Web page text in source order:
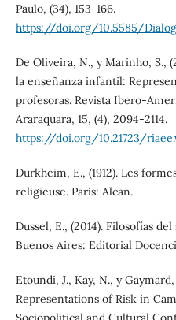
Paulo, (34), 153-166.
https://doi.org/10.5585/
De Oliveira, N., y Marinho, S.,
la enseñanza infantil:
profesoras. Revista Ibero-
Araraquara, 15, (4), 2094-2114.
https://doi.org/10.21723/
Durkheim, E., (1912). Les
religieuse. París: Alcan.
Dussel, E., (2014). Filosofías
Buenos Aires: Editorial
Etoundi, J., Kay, N., y
Representations of Risk in